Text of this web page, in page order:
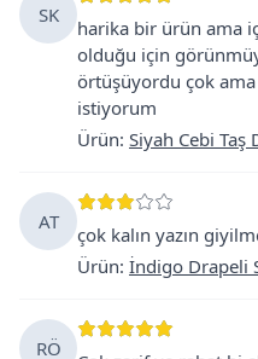
SK
harika bir ürün ama
olduğu için
örtüşüyordu çok
istiyorum
Ürün: Siyah Cebi Taş
AT
çok kalın yazın
Ürün: İndigo Drapeli
RÖ